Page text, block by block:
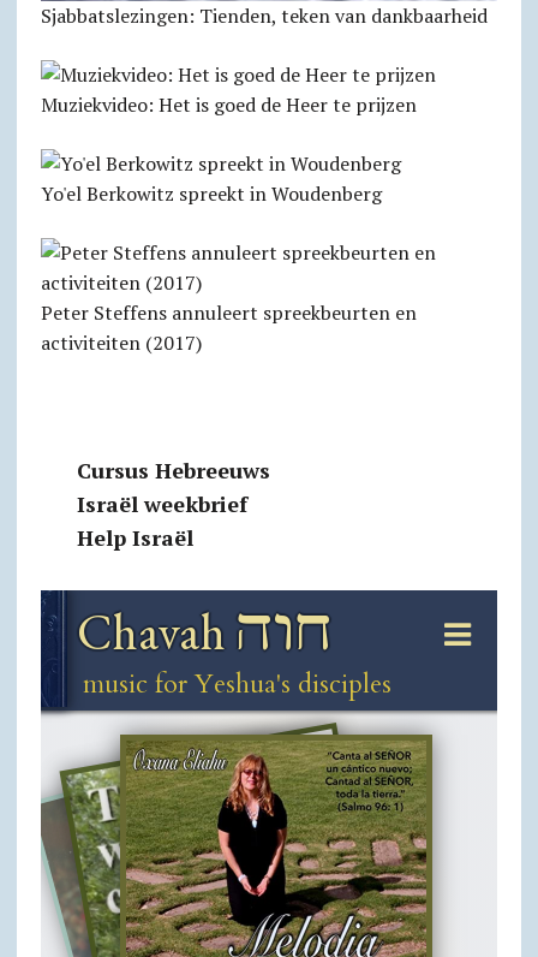
Sjabbats­lezingen: Tienden, teken van dankbaarheid
Muziekvideo: Het is goed de Heer te prijzen
Yo'el Berkowitz spreekt in Woudenberg
Peter Steffens annuleert spreekbeurten en
activiteiten (2017)
Cursus Hebreeuws
Israël weekbrief
Help Israël